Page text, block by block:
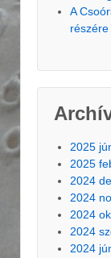
A
részére
2025
2025
2024
2024
2024
2024
2024